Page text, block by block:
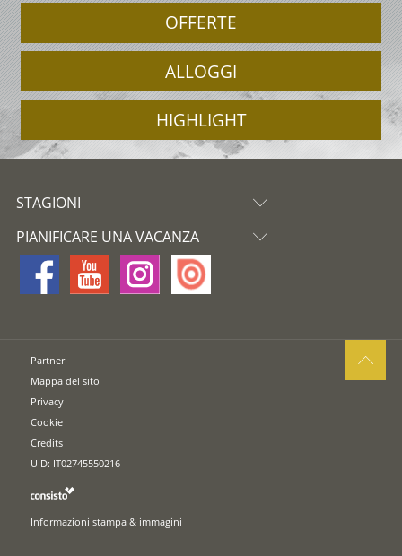
OFFERTE
ALLOGGI
HIGHLIGHT
STAGIONI
PIANIFICARE UNA VACANZA
Partner
Mappa del sito
Privacy
Cookie
Credits
UID: IT02745550216
Informazioni stampa & immagini